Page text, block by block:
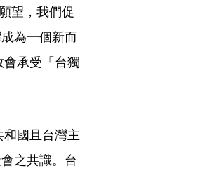
望，我們促
為一個新而
承受「台獨
國且台灣主
之共識。台